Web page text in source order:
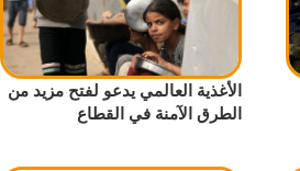
الأغذية العالمي يدعو لفتح مزيد من
الطرق الآمنة في القطاع